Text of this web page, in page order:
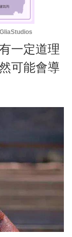
M
u
t
GliaStudios
一定道理
可能會導